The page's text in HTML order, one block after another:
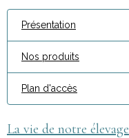
Présentation
Nos produits
Plan d'accès
La vie de notre élevage